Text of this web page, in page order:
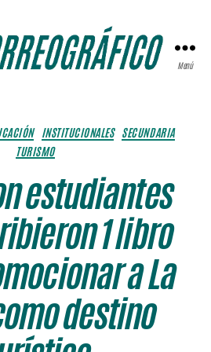
Menú
Categorías
INSTITUCIONALES SECUNDARIA
TURISMO
estudiantes
1 libro
a La
destino